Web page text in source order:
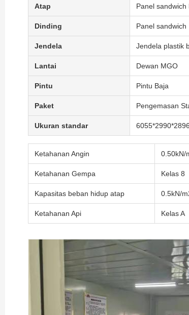
Atap Panel sandwich
Dinding Panel sandwich
Jendela Jendela plastik
Lantai Dewan MGO
Pintu Pintu Baja
Paket Pengemasan
Ukuran standar
Ketahanan Angin 0.50kN/
Ketahanan Gempa Kelas 8
Kapasitas beban hidup atap 0.5kN/
Ketahanan Api Kelas A